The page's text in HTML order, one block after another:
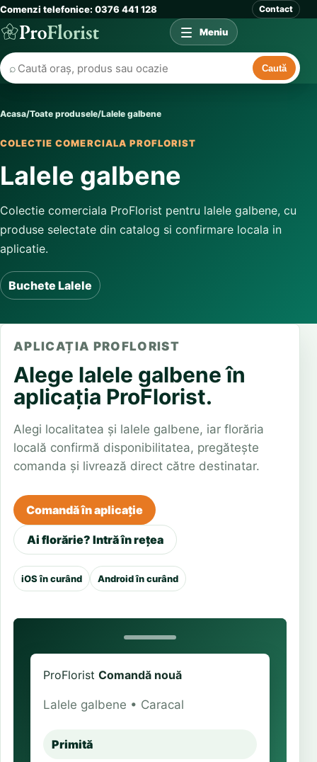
Comenzi telefonice: 0376 441 128 Contact
⌕ Caută
Meniu
Acasa/Toate produsele/Lalele galbene
COLECTIE COMERCIALA PROFLORIST
Lalele galbene
Colectie comerciala ProFlorist pentru lalele galbene, cu
produse selectate din catalog si confirmare locala in
aplicatie.
Buchete Lalele
APLICAȚIA PROFLORIST
Alege lalele galbene în
aplicația ProFlorist.
Alegi localitatea și lalele galbene, iar florăria
locală confirmă disponibilitatea, pregătește
comanda și livrează direct către destinatar.
Comandă în aplicație
Ai florărie? Intră în rețea
iOS în curând Android în curând
ProFlorist Comandă nouă
Lalele galbene • Caracal
Primită